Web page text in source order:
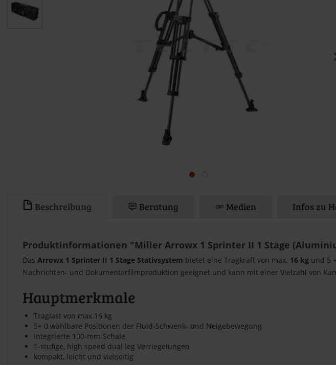
Beschreibung Beratung Medien Infos zu
Produktinformationen "Miller Arrowx 1 Sprinter II 1 Stage
Das Arrowx 1 Sprinter II 1 Stage Stativsystem bietet eine Tragkraft von max. 16 kg und 5
Nachrichten- und Dokumentarfilmproduktion geeignet und kann mit einer Vielzahl von
Hauptmerkmale
Traglast von max.16 kg
5+ 0 wählbare Positionen der Fluid-Schwenk- und Neigebewegung
integrierte 100-mm-Schale
1-stufige, high speed dual leg Verriegelungen
kompakt, leicht und vielseitig